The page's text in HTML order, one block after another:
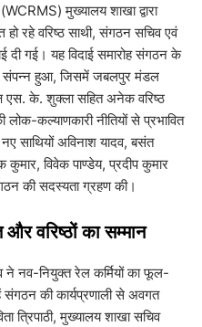
मुख्यालय शाखा द्वारा
हो रहे वरिष्ठ साथी, संगठन सचिव एवं
दी गई। यह विदाई समारोह संगठन के
संपन्न हुआ, जिसमें जबलपुर मंडल
एस. के. शुक्ला सहित अनेक वरिष्ठ
कल्याणकारी नीतियों से प्रभावित
साथियों अविनाश यादव, बसंत
विवेक पाण्डेय, प्रदीप कुमार
की सदस्यता ग्रहण की।
वरिष्ठों का सम्मान
ने नव-नियुक्त रेल कर्मियों का फूल-
की कार्यप्रणाली से अवगत
त्रिपाठी, मुख्यालय शाखा सचिव